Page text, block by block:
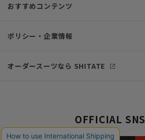
おすすめコンテンツ
ポリシー・企業情報
オーダースーツなら SHITATE
OFFICIAL SNS